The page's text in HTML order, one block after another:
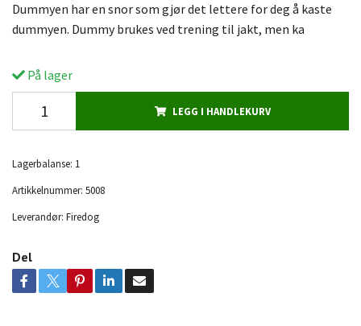
Dummyen har en snor som gjør det lettere for deg å kaste
dummyen. Dummy brukes ved trening til jakt, men ka
På lager
LEGG I HANDLEKURV
Lagerbalanse: 1
Artikkelnummer: 5008
Leverandør: Firedog
Del